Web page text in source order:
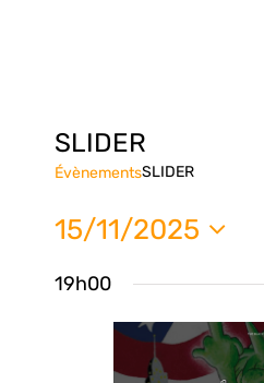
SLIDER
ÉvènementsSLIDER
15/11/2025
une
date.
19h00